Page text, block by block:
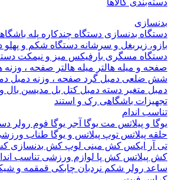
کالاها
بدنسازیدستگاه چندکارهپله باشگاهی
زیربغل و سرشانه دستگاه شکم و پهلو
مسگریبارفیکسمیز و نیمکتدسته و
و میله هالتر میله هالتر صفحه ، وزنه هالتر
دمبل گرد صفحه ، وزنه دمبل دمبل
متغیردسته دمبل کتل بلمدیسن بالوزنه
باشگاهیرک و استند
اندام
و پیلاتسمت یوگاآجر یوگا فوم رولر دستکش
پیلاتستوپ پیلاتس و یوگاطناب ورزشی
ایکس کش مینی لوپ کش بدنسازیکش
کش پالوازم ورزشی تناسب اندام
رولر شکم نردبان چابکیقمقمه و شیکر